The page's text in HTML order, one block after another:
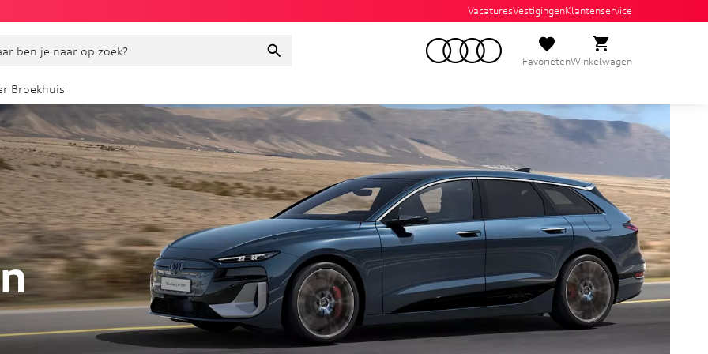
VacaturesVestigingenKlantenservice
ben je naar op zoek?
FavorietenWinkelwagen
Broekhuis